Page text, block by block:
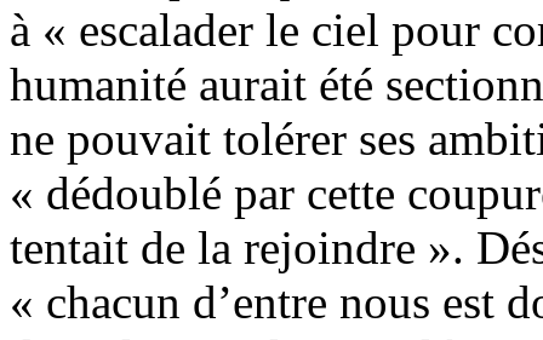
à « escalader le ciel pour
humanité aurait été
ne pouvait tolérer ses
« dédoublé par cette
tentait de la rejoindre ».
« chacun d’entre nous est